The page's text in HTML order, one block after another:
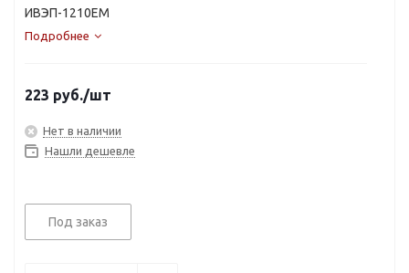
ИВЭП-1210ЕM
Подробнее
223 руб./шт
Нет в наличии
Нашли дешевле
Под заказ